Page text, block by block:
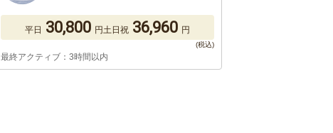
平日 30,800 円土日祝 36,960 円
最終アクティブ：3時間以内